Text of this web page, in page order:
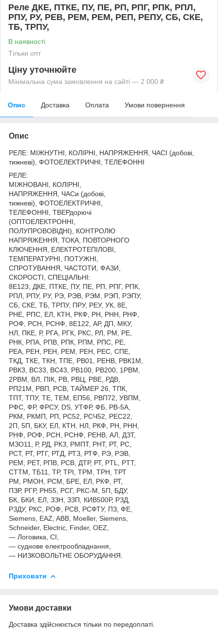
Реле ДКЕ, ПТКЕ, ПУ, ПЕ, РП, РПГ, РПК, РПЛ,
РПУ, РУ, РЕВ, РЕМ, РЕМ, РЕП, РЕПУ, СБ, СКЕ,
ТБ, ТРПУ,
В наявності
Тільки опт
Ціну уточнюйте
Мінімальна сума замовлення на сайті — 2 000 ₴
Опис Доставка Оплата Умови повернення
Опис
РЕЛЕ: МІЖНУТНІ, КОЛІРНІ, НАПРЯЖЕННЯ, ЧАСІ (добові,
тижневі), ФОТОЕЛЕКТРИЧНІ, ТЕЛЕФОННІ
РЕЛЕ:
МІЖНОВАНІ, КОЛІРНІ,
НАПРЯЖЕННЯ, ЧАСи (добові,
тижневі), ФОТОЕЛЕКТРИЧНІ,
ТЕЛЕФОННІ, ТВЕРдорючі
(ОПТОЕЛЕКТРОННІ,
ПОЛУПРОВОВІДНІ), КОНТРОЛЮ
НАПРЯЖЕННЯ, ТОКА, ПОВТОРНОГО
КЛЮЧЕННЯ, ЕЛЕКТРОТЕПІЛОВІ,
ТЕМПЕРАТУРНІ, ПОТУЖНІ,
СПРОТУВАННЯ, ЧАСТОТИ, ФАЗИ,
СКОРОСТІ, СПЕЦІАЛЬНІ:
8Е123, ДКЕ, ПТКЕ, ПУ, ПЕ, РП, РПГ, РПК,
РПЛ, РПУ, РУ, РЭ, РЭВ, РЭМ, РЭП, РЭПУ,
СБ, СКЕ, ТБ, ТРПУ, ПРУ, РЕУ, УК, 8Е,
РНЕ, РПС, ЕЛ, КТН, РКФ, РН, РНН, РНФ,
РОФ, РСН, РСНФ, 8Е122, АР, ДП, МКУ,
НЛ, ПКЕ, Р, РГА, РГК, РКС, РЛ, РМ, PE,
РНК, РПА, РПВ, РПК, РПМ, РПС, РЕ,
РЕА, РЕН, РЕН, РЕМ, РЕН, РЕС, СПЕ,
ТКД, ТКЕ, ТКН, ТПЕ, РВ01, РЕНВ, РВК1М,
РВК3, ВС33, ВС43, РВ100, РВ200, 1РВМ,
2РВМ, ВЛ, ПІК, РВ, РВЦ, РВЕ, РДВ,
РП21М, РВП, РСВ, ТАЙМЕР 26, ТПК,
ТПТ, ТПУ, ТЕ, ТЕМ, ЕП56, РВП72, УВПМ,
РФС, ФР, ФРСУ, DS, УТФР, ФБ, РВ-5А,
РКМ, РКМП, РП, РС52, РСЧ52, РЕС22,
2П, 5П, БКУ, ЕЛ, КТН, НЛ, РКФ, РН, РНН,
РНФ, РОФ, РСН, РСНФ, РЕНВ, АЛ, ДЗТ,
МЗО11, Р, РД, РКЗ, РМПТ, РНТ, РТ, РС,
РСТ, РТ, РТГ, РТД, РТЗ, РТФ, РЭ, РЭВ,
РЕМ, РЕТ, РПВ, РСВ, ДТР, РТ, PTL, PTT,
СТТМ, ТБ11, ТР, ТРІ, ТРМ, ТРН, ТРТ
РМ, РМОН, РСМ, БРЕ, ЕЛ, РКФ, РТ,
ПЗР, РГР, РН55, РСГ, РКС-М, 5П, БДУ,
БК, БКИ, ЕЛ, ЗЗН, ЗЗП, КИВ500Р, РЗД,
РЗДУ, РКС, РОФ, РСВ, РСФТУ, ПЗ, ФЕ,
Siemens, EAZ, ABB, Moeller, Siemens,
Schneider, Electric, Finder, OEZ,
— Логовика, СІ,
— суднове електрообладнання,
— НИЗКОВОЛЬТНЕ ОБОРУДАННЯ.
Приховати
Умови доставки
Доставка здійснюється тільки по передоплаті.